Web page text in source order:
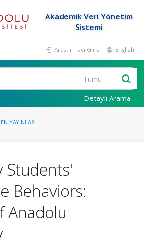
Akademik Veri Yönetim
Sistemi
Araştırmacı Girişi English
Detaylı Arama
YAYINLAR
Students'
Behaviors:
Anadolu